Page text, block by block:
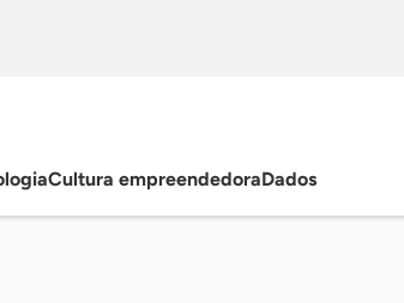
Cultura empreendedoraDados